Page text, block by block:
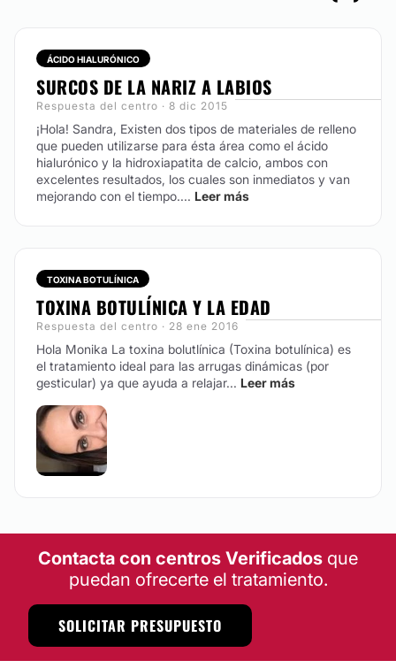
No
ÁCIDO HIALURÓNICO
SURCOS DE LA NARIZ A LABIOS
Respuesta del centro · 8 dic 2015
¡Hola! Sandra, Existen dos tipos de materiales de relleno
que pueden utilizarse para ésta área como el ácido
hialurónico y la hidroxiapatita de calcio, ambos con
excelentes resultados, los cuales son inmediatos y van
mejorando con el tiempo.... Leer más
TOXINA BOTULÍNICA
TOXINA BOTULÍNICA Y LA EDAD
Respuesta del centro · 28 ene 2016
Hola Monika La toxina bolutlínica (Toxina botulínica) es
el tratamiento ideal para las arrugas dinámicas (por
gesticular) ya que ayuda a relajar... Leer más
Contacta con centros Verificados que
puedan ofrecerte el tratamiento.
SOLICITAR PRESUPUESTO